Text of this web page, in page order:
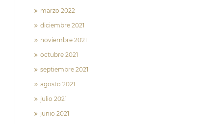
marzo 2022
diciembre 2021
noviembre 2021
octubre 2021
septiembre 2021
agosto 2021
julio 2021
junio 2021